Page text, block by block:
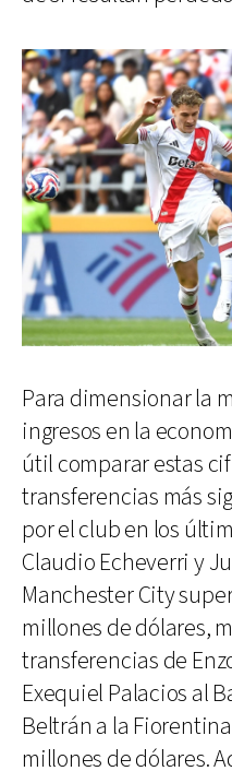
Para dimensionar la
ingresos en la
útil comparar estas
transferencias más
por el club en los
Claudio Echeverri y
Manchester City
millones de dólares,
transferencias de
Exequiel Palacios al
Beltrán a la
millones de dólares.